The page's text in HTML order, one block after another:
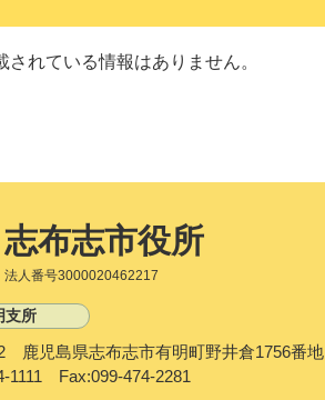
されている情報はありません。
志布志市役所
法人番号3000020462217
支所
鹿児島県志布志市有明町野井倉1756番地
1111 Fax:099-474-2281